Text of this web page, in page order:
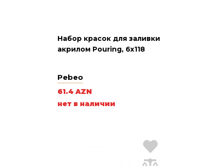
Набор красок для заливки
акрилом Pouring, 6х118
Pebeo
61.4 AZN
нет в наличии